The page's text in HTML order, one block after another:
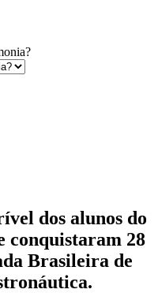
dos alunos do
conquistaram 28
Brasileira de